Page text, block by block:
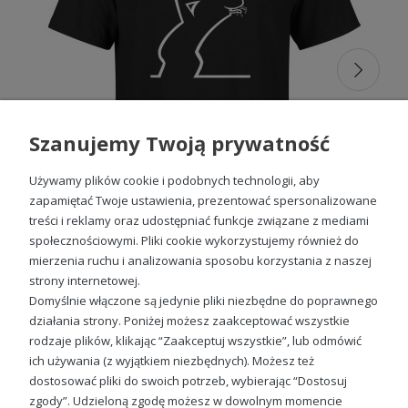
własna wyobraźnia! Z okazji święta ojców możesz
podarować bratu coś zabawnego i praktycznego –
koszulki
na Dzień Ojca z nadrukiemto świetny sposób, by docenić
jego nową życiową rolę z nutą humoru.
Przydatny prezent dla brata
Niezależnie od tego, czy Twój brat na co dzień ubiera się
elegancko, czy też preferuje swobodną odzież, komfortowe
fasony ubrań dostępne w ofercie Escobart z pewnością
przypadną mu do gustu. Znajdziesz wśród nich klasyczne T-
shirty oraz bluzy o prostych, męskich krojach, idealne
dopasowujących się do każdej sylwetki. Na ostatnią imprezę
przed ślubem warto przygotować coś tematycznego –
koszulki z nadrukiem na wieczór kawalerskipomogą
zbudować klimat i będą świetnym dodatkiem do zdjęć z tej
wyjątkowej nocy.
Zadbaliśmy również o to, by nasze ubrania wyróżniały się
pod kątem doskonałej jakości materiału. Do ich szycia
wykorzystujemy wysokogatunkową bawełnę o wysokiej
gramaturze. Taki materiał jest lekki, przyjemne w dotyku i
oddychający, a przy tym wytrzymały.
Koszulka Balum Balum męska z nadrukiem
Sprawdź nasze social media
Szanujemy Twoją prywatność
Używamy plików cookie i podobnych technologii, aby
zapamiętać Twoje ustawienia, prezentować spersonalizowane
treści i reklamy oraz udostępniać funkcje związane z mediami
społecznościowymi. Pliki cookie wykorzystujemy również do
mierzenia ruchu i analizowania sposobu korzystania z naszej
strony internetowej.
Domyślnie włączone są jedynie pliki niezbędne do poprawnego
działania strony. Poniżej możesz zaakceptować wszystkie
rodzaje plików, klikając “Zaakceptuj wszystkie”, lub odmówić
ich używania (z wyjątkiem niezbędnych). Możesz też
dostosować pliki do swoich potrzeb, wybierając “Dostosuj
zgody”. Udzieloną zgodę możesz w dowolnym momencie